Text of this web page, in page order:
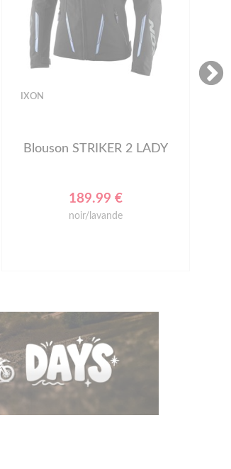
IXON
Blouson STRIKER 2 LADY
189.99 €
noir/lavande